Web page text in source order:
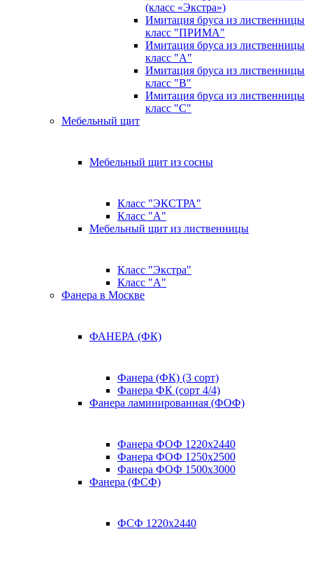
(класс «Экстра»)
Имитация бруса из лиственницы
класс "ПРИМА"
Имитация бруса из лиственницы
класс "А"
Имитация бруса из лиственницы
класс "B"
Имитация бруса из лиственницы
класс "C"
Мебельный щит
Мебельный щит из сосны
Класс "ЭКСТРА"
Класс "А"
Мебельный щит из лиственницы
Класс "Экстра"
Класс "А"
Фанера в Москве
ФАНЕРА (ФК)
Фанера (ФК) (3 сорт)
Фанера ФК (сорт 4/4)
Фанера ламинированная (ФОФ)
Фанера ФОФ 1220x2440
Фанера ФОФ 1250x2500
Фанера ФОФ 1500x3000
Фанера (ФСФ)
ФСФ 1220х2440